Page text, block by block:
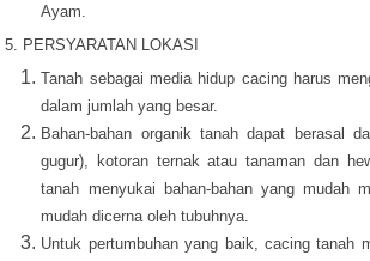
Ayam.
5. PERSYARATAN LOKASI
Tanah sebagai media hidup cacing harus
dalam jumlah yang besar.
Bahan-bahan organik tanah dapat berasal
gugur), kotoran ternak atau tanaman dan
tanah menyukai bahan-bahan yang mudah
mudah dicerna oleh tubuhnya.
Untuk pertumbuhan yang baik, cacing tanah